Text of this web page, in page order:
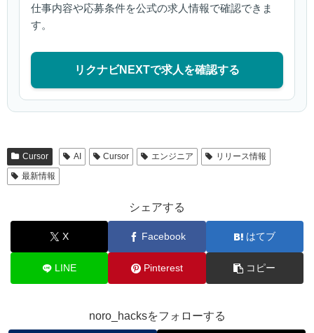
仕事内容や応募条件を公式の求人情報で確認できま
す。
リクナビNEXTで求人を確認する
Cursor AI Cursor エンジニア
リリース情報
最新情報
シェアする
X Facebook はてブ
LINE Pinterest コピー
noro_hacksをフォローする